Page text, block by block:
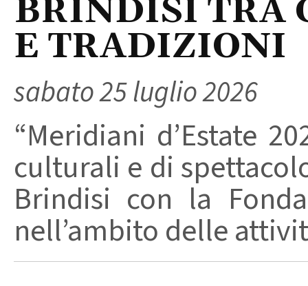
BRINDISI TRA
E TRADIZIONI
sabato 25 luglio 2026
“Meridiani d’Estate
culturali e di
Brindisi con la
nell’ambito delle